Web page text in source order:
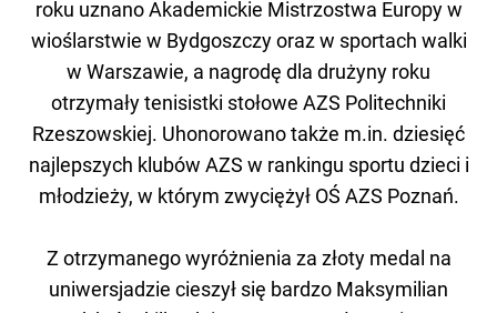
roku uznano Akademickie Mistrzostwa Europy w
wioślarstwie w Bydgoszczy oraz w sportach walki
w Warszawie, a nagrodę dla drużyny roku
otrzymały tenisistki stołowe AZS Politechniki
Rzeszowskiej. Uhonorowano także m.in. dziesięć
najlepszych klubów AZS w rankingu sportu dzieci i
młodzieży, w którym zwyciężył OŚ AZS Poznań.
Z otrzymanego wyróżnienia za złoty medal na
uniwersjadzie cieszył się bardzo Maksymilian